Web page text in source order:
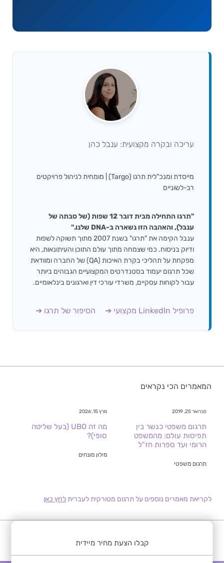
עריכה ובקרה מקצועית: ענבל כהן
מייסדת ומנכ"לית תרגו (Targo) | מומחית לניהול פרויקטים
רב-לשוניים
"תרגו התחילה מבית דובר 12 שפות (של סבתה של
ענבל), והאהבה הזו נשארה ב-DNA שלנו."
ענבל הקימה את "תרגו" בשנת 2007 מתוך תשוקה לשפות
ודיוק בניסוח. כמי שצמחה מתוך עולם התוכן והעיתונאות, היא
מפקחת על תהליכי בקרת האיכות (QA) של החברה ומוודאת
שכל תרגום יעמוד בסטנדרטים המקצועיים הגבוהים ביותר
עבור לקוחות עסקיים, משרדי עורכי דין וארגונים בינלאומיים.
פרופיל LinkedIn מקצועי ➔ הסיפור של תרגו ➔
המאמרים הכי נקראים
פברואר 25, 2019
תרגום משפטי כגשר בין
תפיסות עולם: מהמשפט
הרומי ועד ספרות חז"ל
תרגום משפטי
מרץ 15, 2026
מה זה UBO (בעל שליטה
סופי)?
מילון מונחים
לקריאת מאמרים נוספים על תרגום מטורקית לעבריתלחץ כאן
קבלו הצעת מחיר מיידית